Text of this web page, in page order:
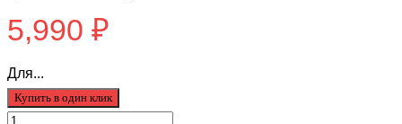
5,990 ₽
Для...
Купить в один клик
Количество